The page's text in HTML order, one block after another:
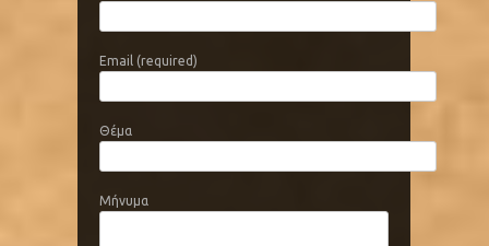
Email (required)
Θέμα
Μήνυμα